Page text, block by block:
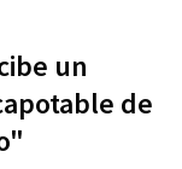
un
de